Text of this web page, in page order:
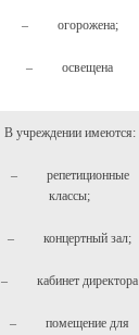
– огорожена;
– освещена
В учреждении имеются:
– репетиционные
классы;
– концертный зал;
– кабинет директора
– помещение для